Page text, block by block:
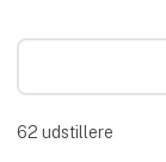
62 udstillere